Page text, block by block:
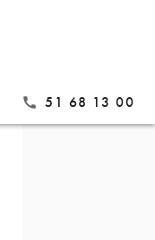
call 51 68 13 00